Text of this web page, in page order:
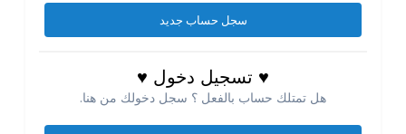
سجل حساب جديد
♥ تسجيل دخول ♥
هل تمتلك حساب بالفعل ؟ سجل دخولك من هنا.